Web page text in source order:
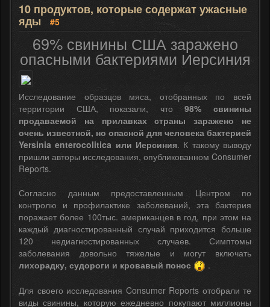
10 продуктов, которые содержат ужасные
яды #5
69% свинины США заражено
опасными бактериями Иерсиния
Исследование образцов мяса, отобранных по всей
территории США, показали, что98% свинины
продаваемой на прилавках страны заражено не
очень известной, но опасной для человека бактерией
Yersinia enterocolitica или Иерсиния. К такому выводу
пришли авторы исследования, опубликованном Consumer
Reports.
Согласно данным предоставленным Центром по
контролю и профилактике заболеваний, эта бактерия
поражает более 100тыс. американцев в год, при этом на
каждый диагностированный случай приходится больше
120 недиагностированных случаев. Симптомы
заболевания довольно тяжелые и могут включать
лихорадку, судороги и кровавый понос
.
Для своего исследования Consumer Reports отобрали те
виды свинины, которую ежедневно покупают миллионы